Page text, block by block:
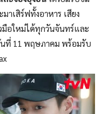
าเสิร์ฟทั้งอาหาร เสียง
มือใหม่ได้ทุกวันจันทร์และ
ที่ 11 พฤษภาคม พร้อมรับ